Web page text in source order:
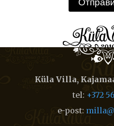
Küla Villa,
tel: +372
e-post: